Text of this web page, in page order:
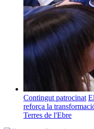
Contingut patrocinat
reforça la
Terres de l'Ebre